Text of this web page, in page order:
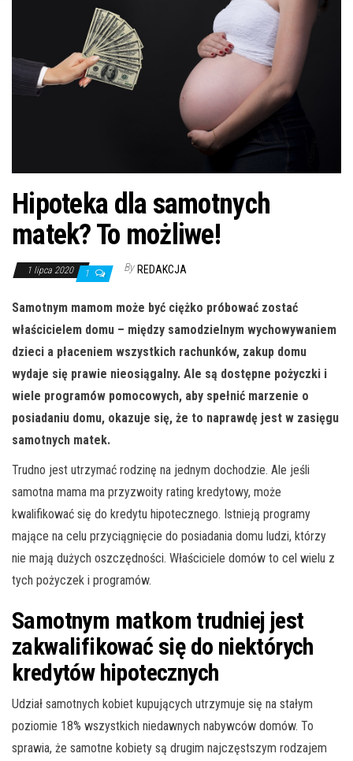
Hipoteka dla samotnych
matek? To możliwe!
1 lipca 2020 1 By REDAKCJA
Samotnym mamom może być ciężko próbować zostać
właścicielem domu – między samodzielnym wychowywaniem
dzieci a płaceniem wszystkich rachunków, zakup domu
wydaje się prawie nieosiągalny. Ale są dostępne pożyczki i
wiele programów pomocowych, aby spełnić marzenie o
posiadaniu domu, okazuje się, że to naprawdę jest w zasięgu
samotnych matek.
Trudno jest utrzymać rodzinę na jednym dochodzie. Ale jeśli
samotna mama ma przyzwoity rating kredytowy, może
kwalifikować się do kredytu hipotecznego. Istnieją programy
mające na celu przyciągnięcie do posiadania domu ludzi, którzy
nie mają dużych oszczędności. Właściciele domów to cel wielu z
tych pożyczek i programów.
Samotnym matkom trudniej jest
zakwalifikować się do niektórych
kredytów hipotecznych
Udział samotnych kobiet kupujących utrzymuje się na stałym
poziomie 18% wszystkich niedawnych nabywców domów. To
sprawia, że ​​samotne kobiety są drugim najczęstszym rodzajem